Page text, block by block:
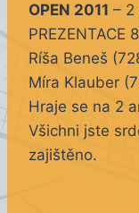
OPEN 2011 –
PREZENTACE
Ríša Beneš
Míra Klauber
Hraje se na 2
Všichni jste
zajištěno.